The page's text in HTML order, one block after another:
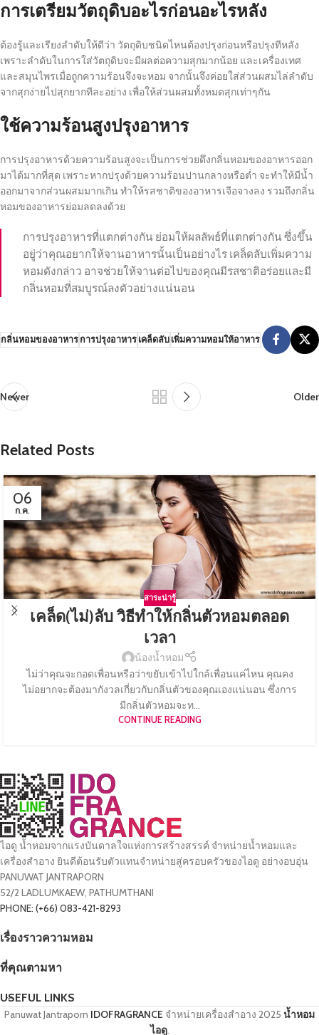
การเตรียมวัตถุดิบอะไรก่อนอะไรหลัง
ต้องรู้และเรียงลำดับให้ดีว่า วัตถุดิบชนิดไหนต้องปรุงก่อนหรือปรุงทีหลัง
เพราะลำดับในการใส่วัตถุดิบจะมีผลต่อความสุกมากน้อย และเครื่องเทศ
และสมุนไพรเมื่อถูกความร้อนจึงจะหอม จากนั้นจึงค่อยใส่ส่วนผสมไล่ลำดับ
จากสุกง่ายไปสุกยากทีละอย่าง เพื่อให้ส่วนผสมทั้งหมดสุกเท่าๆกัน
ใช้ความร้อนสูงปรุงอาหาร
การปรุงอาหารด้วยความร้อนสูงจะเป็นการช่วยดึงกลิ่นหอมของอาหารออก
มาได้มากที่สุด เพราะหากปรุงด้วยความร้อนปานกลางหรือต่ำ จะทำให้มีน้ำ
ออกมาจากส่วนผสมมากเกิน ทำให้รสชาติของอาหารเจือจางลง รวมถึงกลิ่น
หอมของอาหารย่อมลดลงด้วย
การปรุงอาหารที่แตกต่างกัน ย่อมให้ผลลัพธ์ที่แตกต่างกัน ซึ่งขึ้น
อยู่ว่าคุณอยากให้จานอาหารนั้นเป็นอย่างไร เคล็ดลับเพิ่มความ
หอมดังกล่าว อาจช่วยให้จานต่อไปของคุณมีรสชาติอร่อยและมี
กลิ่นหอมที่สมบูรณ์ลงตัวอย่างแน่นอน
กลิ่นหอมของอาหารการปรุงอาหารเคล็ดลับเพิ่มความหอมให้อาหาร
Newer Older
Related Posts
06
ก.ค.
สาระน่ารู้
เคล็ด(ไม่)ลับ วิธีทำให้กลิ่นตัวหอมตลอด
เวลา
น้องน้ำหอม
ไม่ว่าคุณจะกอดเพื่อนหรือว่าขยับเข้าไปใกล้เพื่อนแค่ไหน คุณคง
ไม่อยากจะต้องมากังวลเกี่ยวกับกลิ่นตัวของคุณเองแน่นอน ซึ่งการ
มีกลิ่นตัวหอมจะท...
CONTINUE READING
ไอดู น้ำหอมจากแรงบันดาลใจแห่งการสร้างสรรค์ จำหน่ายน้ำหอมและ
เครื่องสำอาง ยินดีต้อนรับตัวแทนจำหน่ายสู่ครอบครัวของไอดู อย่างอบอุ่น
PANUWAT JANTRAPORN
52/2 LADLUMKAEW, PATHUMTHANI
PHONE: (+66) 083-421-8293
เรื่องราวความหอม
ที่คุณตามหา
USEFUL LINKS
Panuwat Jantraporn IDOFRAGRANCE จำหน่ายเครื่องสำอาง 2025 น้ำหอม
ไอดู.